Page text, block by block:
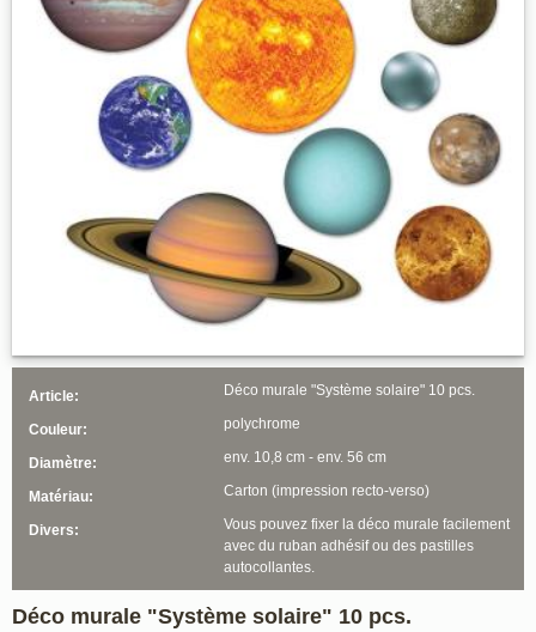
Déco murale "Système solaire" 10 pcs.
Article: Déco murale "Système solaire" 10 pcs.
Couleur: polychrome
Diamètre: env. 10,8 cm - env. 56 cm
Matériau: Carton (impression recto-verso)
Divers:
Vous pouvez fixer la déco murale facilement
avec du ruban adhésif ou des pastilles
autocollantes.